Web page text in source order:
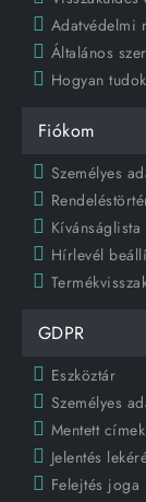
Adatvédelmi
Általános
Hogyan
Fiókom
Személyes
Kívánságlista
Hírlevél
GDPR
Eszköztár
Személyes
Mentett címek
Jelentés
Felejtés joga